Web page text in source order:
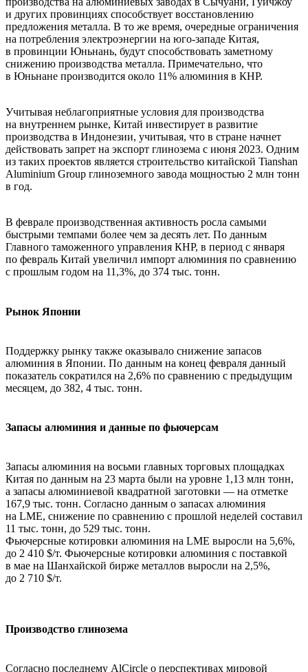
и других провинциях способствует восстановлению
предложения металла. В то же время, очередные ограничения
на потребления электроэнергии на юго-западе Китая,
в провинции Юньнань, будут способствовать заметному
снижению производства металла. Примечательно, что
в Юньнане производится около 11% алюминия в КНР.
Учитывая неблагоприятные условия для производства
на внутреннем рынке, Китай инвестирует в развитие
производства в Индонезии, учитывая, что в стране начнет
действовать запрет на экспорт глинозема с июня 2023. Одним
из таких проектов является строительство китайской Tianshan
Aluminium Group глиноземного завода мощностью 2 млн тонн
в год.
В феврале производственная активность росла самыми
быстрыми темпами более чем за десять лет. По данным
Главного таможенного управления КНР, в период с января
по февраль Китай увеличил импорт алюминия по сравнению
с прошлым годом на 11,3%, до 374 тыс. тонн.
Рынок Японии
Поддержку рынку также оказывало снижение запасов
алюминия в Японии. По данным на конец февраля данный
показатель сократился на 2,6% по сравнению с предыдущим
месяцем, до 382, 4 тыс. тонн.
Запасы алюминия и данные по фьючерсам
Запасы алюминия на восьми главных торговых площадках
Китая по данным на 23 марта были на уровне 1,13 млн тонн,
а запасы алюминиевой квадратной заготовки — на отметке
167,9 тыс. тонн. Согласно данным о запасах алюминия
на LME, снижение по сравнению с прошлой неделей составил
11 тыс. тонн, до 529 тыс. тонн.
Фьючерсные котировки алюминия на LME выросли на 5,6%,
до 2 410 $/т. Фьючерсные котировки алюминия с поставкой
в мае на Шанхайской бирже металлов выросли на 2,5%,
до 2 710 $/т.
Производство глинозема
Согласно последнему AlCircle о перспективах мировой